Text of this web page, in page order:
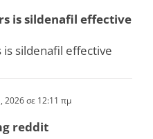
is sildenafil effective
sildenafil effective
2026 σε 12:11 πμ
reddit